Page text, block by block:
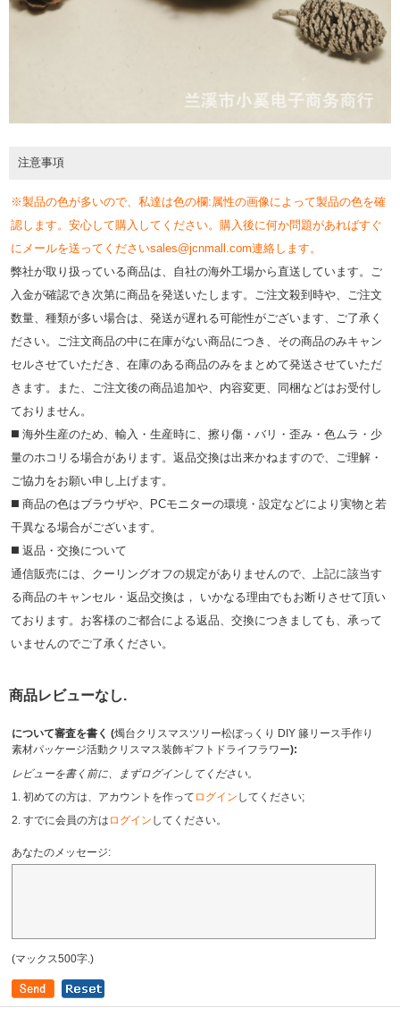
注意事項
※製品の色が多いので、私達は色の欄:属性の画像によって製品の色を確
認します。安心して購入してください。購入後に何か問題があればすぐ
にメールを送ってくださいsales@jcnmall.com連絡します。
弊社が取り扱っている商品は、自社の海外工場から直送しています。ご
入金が確認でき次第に商品を発送いたします。ご注文殺到時や、ご注文
数量、種類が多い場合は、発送が遅れる可能性がございます、ご了承く
ださい。ご注文商品の中に在庫がない商品につき、その商品のみキャン
セルさせていただき、在庫のある商品のみをまとめて発送させていただ
きます。また、ご注文後の商品追加や、内容変更、同梱などはお受付し
ておりません。
◼️ 海外⽣産のため、輸⼊・⽣産時に、擦り傷・バリ・歪み・色ムラ・少
量のホコリる場合があります。返品交換は出来かねますので、ご理解・
ご協⼒をお願い申し上げます。
◼️ 商品の⾊はブラウザや、PCモニターの環境・設定などにより実物と若
⼲異なる場合がございます。
◼️ 返品・交換について
通信販売には、クーリングオフの規定がありませんので、上記に該当す
る商品のキャンセル・返品交換は， いかなる理由でもお断りさせて頂い
ております。お客様のご都合による返品、交換につきましても、承って
いませんのでご了承ください。
商品レビューなし.
について審査を書く (燭台クリスマスツリー松ぼっくり DIY 籐リース手作り
素材パッケージ活動クリスマス装飾ギフトドライフラワー):
レビューを書く前に、まずログインしてください。
1. 初めての方は、アカウントを作って ログイン してください;
2. すでに会員の方は ログイン してください。
あなたのメッセージ:
(マックス500字.)